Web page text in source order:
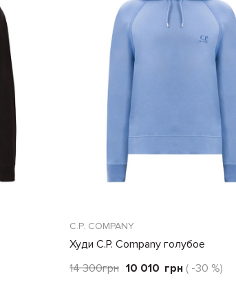
C.P. COMPANY
Худи C.P. Company голубое
14 300грн 10 010 грн ( -30 %)